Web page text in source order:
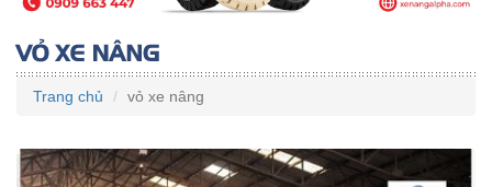
Trang chủ vỏ xe nâng